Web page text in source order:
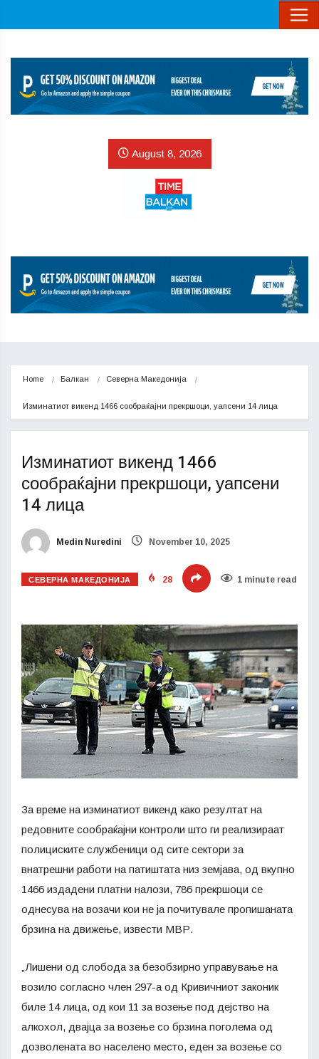
August 8, 2026
Home Балкан Северна Македонија
Изминатиот викенд 1466 сообраќајни прекршоци, уапсени 14 лица
Изминатиот викенд 1466
сообраќајни прекршоци, уапсени
14 лица
Medin Nuredini November 10, 2025
СЕВЕРНА МАКЕДОНИЈА 28 1 minute read
За време на изминатиот викенд како резултат на
редовните сообраќајни контроли што ги реализираат
полициските службеници од сите сектори за
внатрешни работи на патиштата низ земјава, од вкупно
1466 издадени платни налози, 786 прекршоци се
однесува на возачи кои не ја почитувале пропишаната
брзина на движење, извести МВР.
„Лишени од слобода за безобзирно управување на
возило согласно член 297-а од Кривичниот законик
биле 14 лица, од кои 11 за возење под дејство на
алкохол, двајца за возење со брзина поголема од
дозволената во населено место, еден за возење со